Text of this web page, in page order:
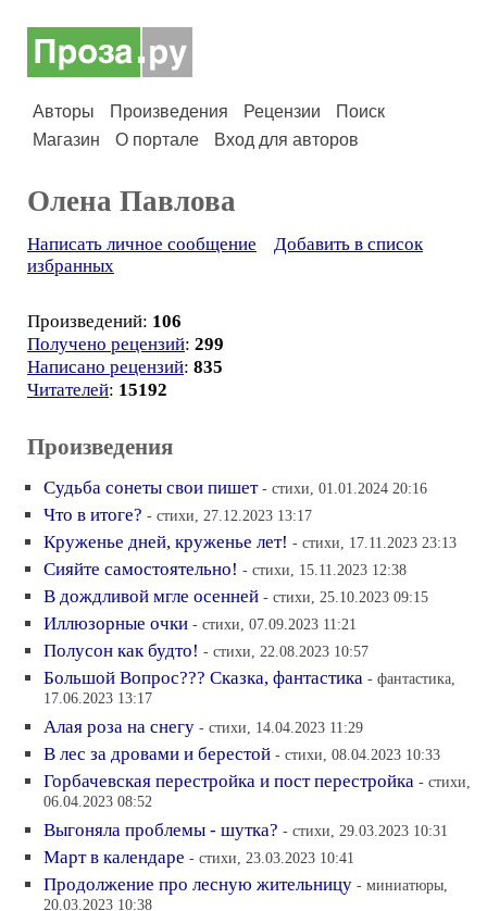
Авторы Произведения Рецензии
Поиск
Магазин
О портале Вход для авторов
Олена Павлова
Написать личное сообщение
Добавить в список
избранных
Произведений: 106
Получено рецензий: 299
Написано рецензий: 835
Читателей: 15192
Произведения
Судьба сонеты свои пишет - стихи, 01.01.2024 20:16
Что в итоге? - стихи, 27.12.2023 13:17
Круженье дней, круженье лет! - стихи, 17.11.2023 23:13
Сияйте самостоятельно! - стихи, 15.11.2023 12:38
В дождливой мгле осенней - стихи, 25.10.2023 09:15
Иллюзорные очки - стихи, 07.09.2023 11:21
Полусон как будто! - стихи, 22.08.2023 10:57
Большой Вопрос??? Сказка, фантастика - фантастика,
17.06.2023 13:17
Алая роза на снегу - стихи, 14.04.2023 11:29
В лес за дровами и берестой - стихи, 08.04.2023 10:33
Горбачевская перестройка и пост перестройка - стихи,
06.04.2023 08:52
Выгоняла проблемы - шутка? - стихи, 29.03.2023 10:31
Март в календаре - стихи, 23.03.2023 10:41
Продолжение про лесную жительницу - миниатюры,
20.03.2023 10:38